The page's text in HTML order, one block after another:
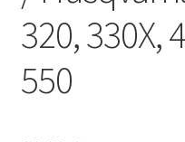
320, 330X,
550